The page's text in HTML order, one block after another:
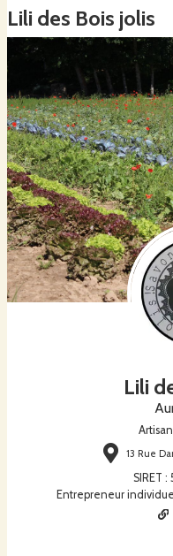
Lili des Bois jolis
Lili
13 Rue
SIRET :
Entrepreneur